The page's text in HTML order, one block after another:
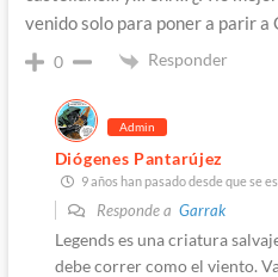
venido solo para poner a parir a
0 Responder
Admin
Diógenes Pantarújez
9 años han pasado desde que se
Responde a Garrak
Legends es una criatura
debe correr como el viento.